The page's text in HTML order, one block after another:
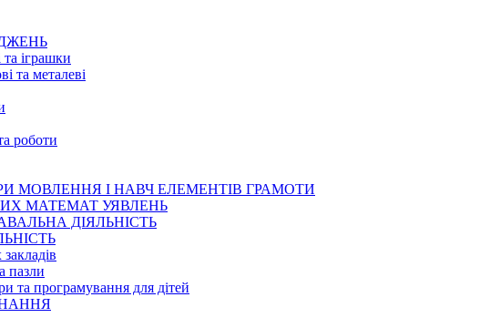
іграшки
та металеві
роботи
МОВЛЕННЯ І НАВЧ ЕЛЕМЕНТІВ ГРАМОТИ
МАТЕМАТ УЯВЛЕНЬ
ДІЯЛЬНІСТЬ
пазли
та програмування для дітей